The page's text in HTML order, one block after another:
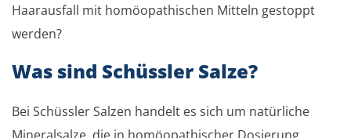
Haarausfall mit homöopathischen Mitteln gestoppt
werden?
Was sind Schüssler Salze?
Bei Schüssler Salzen handelt es sich um natürliche